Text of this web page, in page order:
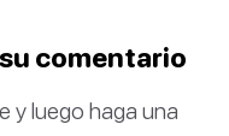
comentario
y luego haga una